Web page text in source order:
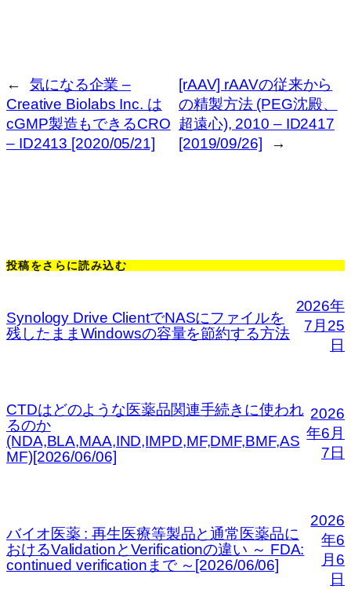
←
気になる企業 –
Creative Biolabs Inc. は
cGMP製造もできるCRO
– ID2413 [2020/05/21]
[rAAV] rAAVの従来から
の精製方法 (PEG沈殿、
超遠心), 2010 – ID2417
[2019/09/26]
→
投稿をさらに読み込む
Synology Drive ClientでNASにファイルを
残したままWindowsの容量を節約する方法
2026年
7月25
日
CTDはどのような医薬品関連手続きに使われ
るのか
(NDA,BLA,MAA,IND,IMPD,MF,DMF,BMF,AS
MF)[2026/06/06]
2026
年6月
7日
バイオ医薬 : 再生医療等製品と通常医薬品に
おけるValidationとVerificationの違い ～ FDA:
continued verificationまで ～[2026/06/06]
2026
年6
月6
日